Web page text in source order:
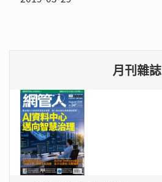
月刊雜誌